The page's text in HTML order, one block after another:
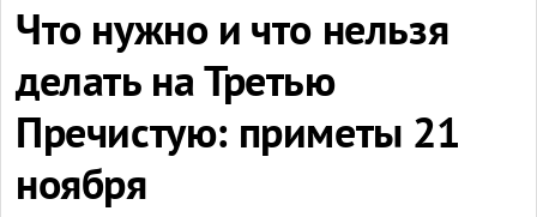
Что нужно и что нельзя
делать на Третью
Пречистую: приметы 21
ноября